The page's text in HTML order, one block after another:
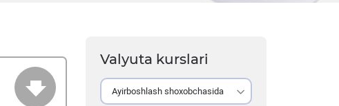
Valyuta kurslari
Ayirboshlash shoxobchasida